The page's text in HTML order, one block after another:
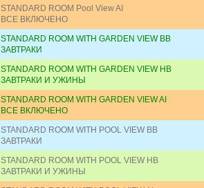
STANDARD ROOM Pool View AI
ВСЕ ВКЛЮЧЕНО
STANDARD ROOM WITH GARDEN VIEW BB
ЗАВТРАКИ
STANDARD ROOM WITH GARDEN VIEW HB
ЗАВТРАКИ И УЖИНЫ
STANDARD ROOM WITH GARDEN VIEW AI
ВСЕ ВКЛЮЧЕНО
STANDARD ROOM WITH POOL VIEW BB
ЗАВТРАКИ
STANDARD ROOM WITH POOL VIEW HB
ЗАВТРАКИ И УЖИНЫ